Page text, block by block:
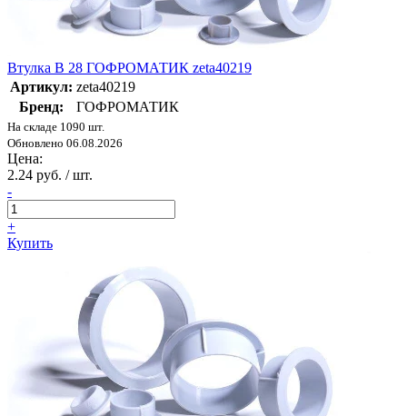
Втулка В 28 ГОФРОМАТИК zeta40219
Артикул: zeta40219
Бренд:
ГОФРОМАТИК
На складе 1090 шт.
Обновлено 06.08.2026
Цена:
2.24 руб. / шт.
-
+
Купить